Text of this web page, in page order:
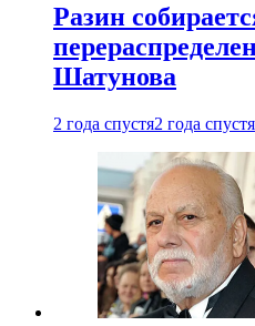
Разин
Шатунова
2 года спустя2 года спустя